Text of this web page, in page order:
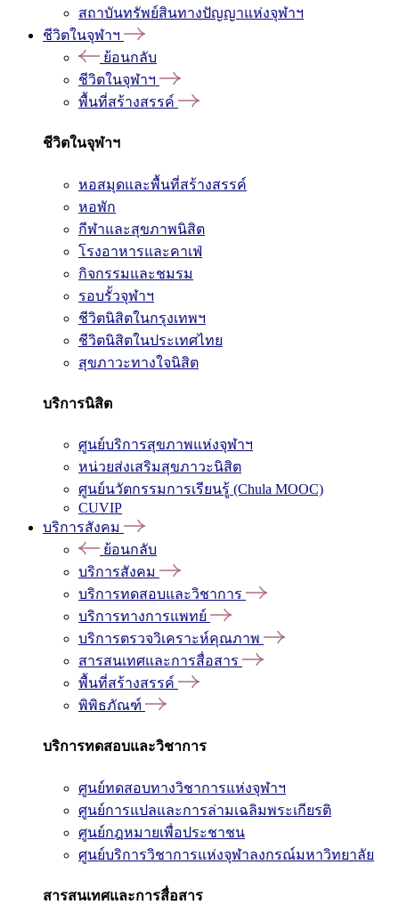
สถาบันทรัพย์สินทางปัญญาแห่งจุฬาฯ
ชีวิตในจุฬาฯ
ย้อนกลับ
ชีวิตในจุฬาฯ
พื้นที่สร้างสรรค์
ชีวิตในจุฬาฯ
หอสมุดและพื้นที่สร้างสรรค์
หอพัก
กีฬาและสุขภาพนิสิต
โรงอาหารและคาเฟ่
กิจกรรมและชมรม
รอบรั้วจุฬาฯ
ชีวิตนิสิตในกรุงเทพฯ
ชีวิตนิสิตในประเทศไทย
สุขภาวะทางใจนิสิต
บริการนิสิต
ศูนย์บริการสุขภาพแห่งจุฬาฯ
หน่วยส่งเสริมสุขภาวะนิสิต
ศูนย์นวัตกรรมการเรียนรู้ (Chula MOOC)
CUVIP
บริการสังคม
ย้อนกลับ
บริการสังคม
บริการทดสอบและวิชาการ
บริการทางการแพทย์
บริการตรวจวิเคราะห์คุณภาพ
สารสนเทศและการสื่อสาร
พื้นที่สร้างสรรค์
พิพิธภัณฑ์
บริการทดสอบและวิชาการ
ศูนย์ทดสอบทางวิชาการแห่งจุฬาฯ
ศูนย์การแปลและการล่ามเฉลิมพระเกียรติ
ศูนย์กฎหมายเพื่อประชาชน
ศูนย์บริการวิชาการแห่งจุฬาลงกรณ์มหาวิทยาลัย
สารสนเทศและการสื่อสาร